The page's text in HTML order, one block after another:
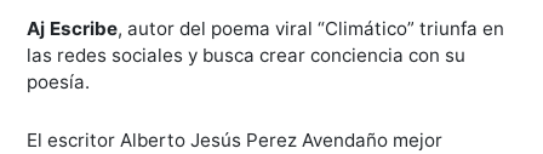
Aj Escribe, autor del poema viral “Climático” triunfa en
las redes sociales y busca crear conciencia con su
poesía.
El escritor Alberto Jesús Perez Avendaño mejor